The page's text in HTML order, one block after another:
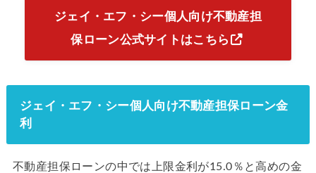
ジェイ・エフ・シー個人向け不動産担
保ローン公式サイトはこちら
ジェイ・エフ・シー個人向け不動産担保ローン金
利
不動産担保ローンの中では上限金利が15.0％と高めの金